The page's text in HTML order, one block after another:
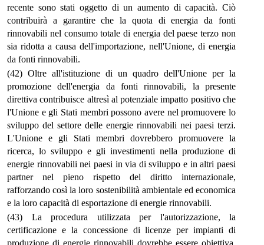
recente sono stati oggetto di un aumento di capacità. Ciò
contribuirà a garantire che la quota di energia da fonti
rinnovabili nel consumo totale di energia del paese terzo non
sia ridotta a causa dell'importazione, nell'Unione, di energia
da fonti rinnovabili.
(42) Oltre all'istituzione di un quadro dell'Unione per la
promozione dell'energia da fonti rinnovabili, la presente
direttiva contribuisce altresì al potenziale impatto positivo che
l'Unione e gli Stati membri possono avere nel promuovere lo
sviluppo del settore delle energie rinnovabili nei paesi terzi.
L'Unione e gli Stati membri dovrebbero promuovere la
ricerca, lo sviluppo e gli investimenti nella produzione di
energie rinnovabili nei paesi in via di sviluppo e in altri paesi
partner nel pieno rispetto del diritto internazionale,
rafforzando così la loro sostenibilità ambientale ed economica
e la loro capacità di esportazione di energie rinnovabili.
(43) La procedura utilizzata per l'autorizzazione, la
certificazione e la concessione di licenze per impianti di